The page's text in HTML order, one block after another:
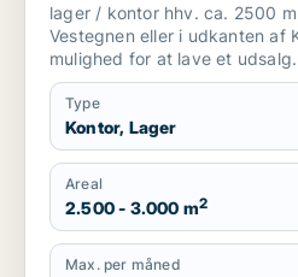
lager / kontor hhv. ca. 2500
Vestegnen eller i udkanten af Kbh.
mulighed for at lave et udsalg.
Type
Kontor, Lager
Areal
2.500 - 3.000 m2
Max. per måned